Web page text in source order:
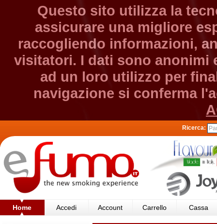
Questo sito utilizza la
assicurare una migliore
raccogliendo informazioni,
visitatori. I dati sono anonimi
ad un loro utilizzo per
navigazione si conferma
Ricerca:
Home Accedi Account Carrello Cassa